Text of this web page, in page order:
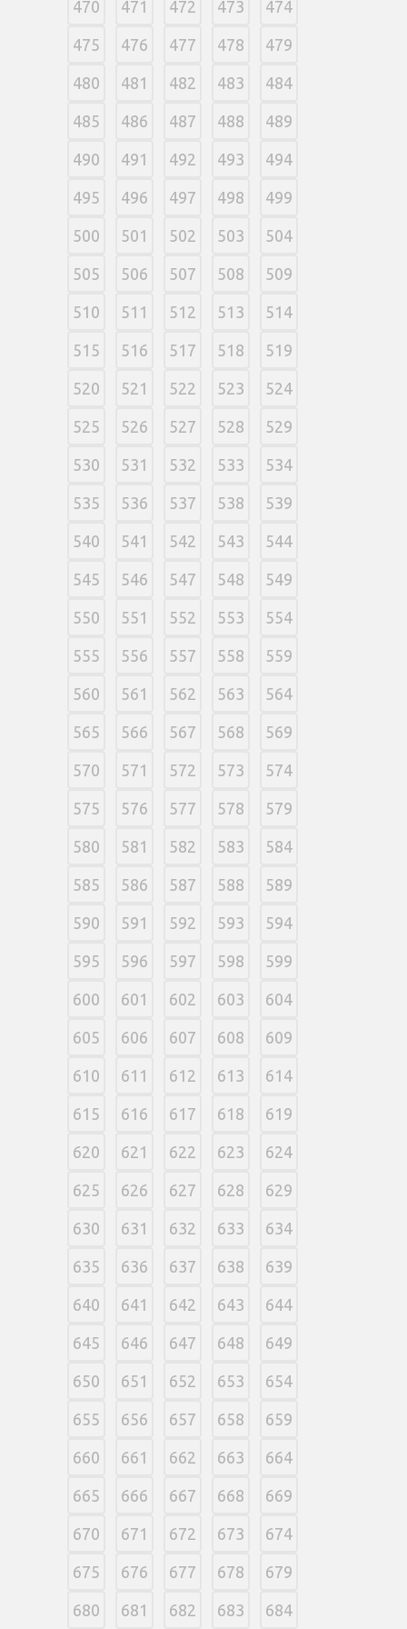
470 471 472 473 474
475 476 477 478 479
480 481 482 483 484
485 486 487 488 489
490 491 492 493 494
495 496 497 498 499
500 501 502 503 504
505 506 507 508 509
510 511 512 513 514
515 516 517 518 519
520 521 522 523 524
525 526 527 528 529
530 531 532 533 534
535 536 537 538 539
540 541 542 543 544
545 546 547 548 549
550 551 552 553 554
555 556 557 558 559
560 561 562 563 564
565 566 567 568 569
570 571 572 573 574
575 576 577 578 579
580 581 582 583 584
585 586 587 588 589
590 591 592 593 594
595 596 597 598 599
600 601 602 603 604
605 606 607 608 609
610 611 612 613 614
615 616 617 618 619
620 621 622 623 624
625 626 627 628 629
630 631 632 633 634
635 636 637 638 639
640 641 642 643 644
645 646 647 648 649
650 651 652 653 654
655 656 657 658 659
660 661 662 663 664
665 666 667 668 669
670 671 672 673 674
675 676 677 678 679
680 681 682 683 684